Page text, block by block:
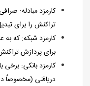
کارمزد مبادله:
تراکنش را برای
کارمزد شبکه: که به
برای پردازش
کارمزد بانکی: برخی
دریافتی (مخصوصاً